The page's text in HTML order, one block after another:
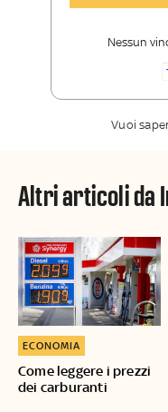
Nessun
Vuoi
Altri articoli da
Come leggere i prezzi
dei carburanti
ECONOMIA